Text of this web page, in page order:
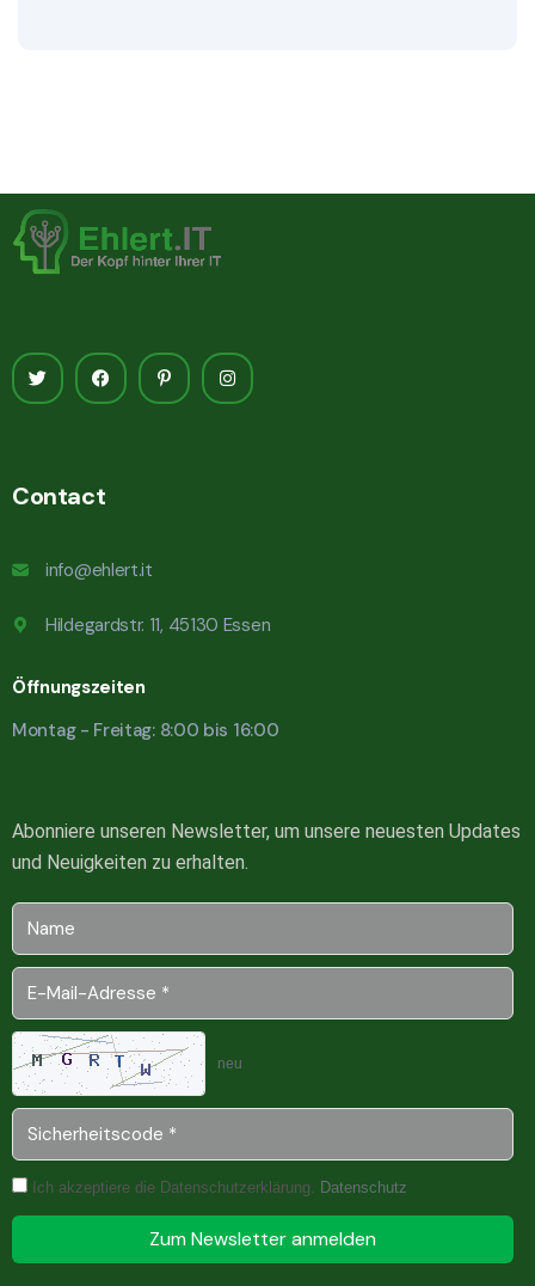
Contact
info@ehlert.it
Hildegardstr. 11, 45130 Essen
Öffnungszeiten
Montag - Freitag: 8:00 bis 16:00
Abonniere unseren Newsletter, um unsere neuesten Updates
und Neuigkeiten zu erhalten.
neu
Ich akzeptiere die Datenschutzerklärung. Datenschutz
Zum Newsletter anmelden